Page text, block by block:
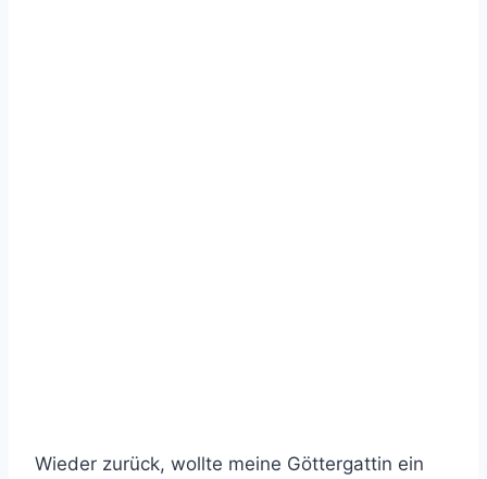
Wieder zurück, wollte meine Göttergattin ein